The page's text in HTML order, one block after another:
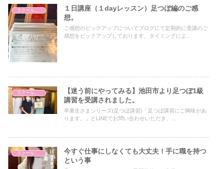
スクールについて
１日講座（１dayレッスン）足つぼ編のご感
想。
ご感想のピックアップについてブログにて定期的に受講のご
感想をピックアップしております。タイミングによ...
スクールについて
【迷う前にやってみる】池田市より足つぼ1級
講習を受講されました。
卒業生さまシリーズ(足つぼ講習)「足つぼ講習にご興味があ
ります。」とLINEでお問い合わせいただき、...
スクールについて
今すぐ仕事にしなくても大丈夫！手に職を持つ
という事